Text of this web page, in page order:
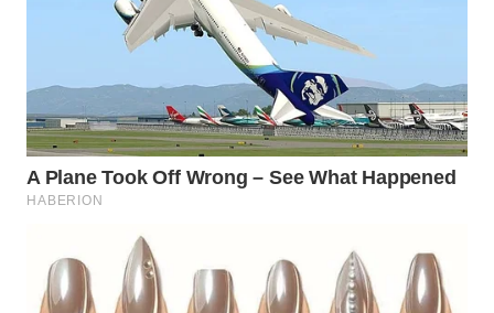
TANGERANG
WN
BINJAI
WN